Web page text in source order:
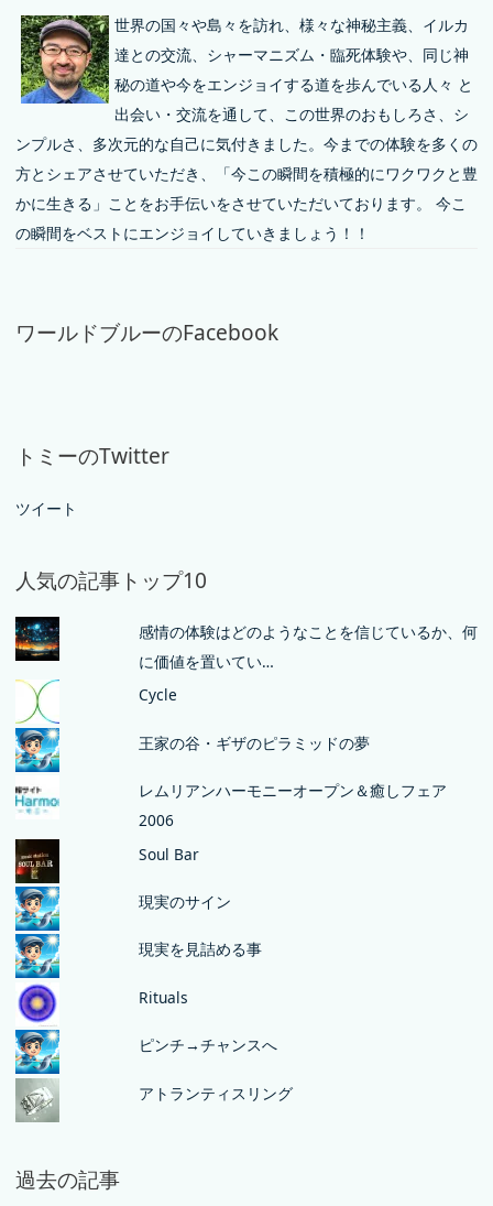
世界の国々や島々を訪れ、様々な神秘主義、イルカ
達との交流、シャーマニズム・臨死体験や、同じ神
秘の道や今をエンジョイする道を歩んでいる人々 と
出会い・交流を通して、この世界のおもしろさ、シ
ンプルさ、多次元的な自己に気付きました。今までの体験を多くの
方とシェアさせていただき、「今この瞬間を積極的にワクワクと豊
かに生きる」ことをお手伝いをさせていただいております。 今こ
の瞬間をベストにエンジョイしていきましょう！！
ワールドブルーのFacebook
トミーのTwitter
ツイート
人気の記事トップ10
感情の体験はどのようなことを信じているか、何
に価値を置いてい…
Cycle
王家の谷・ギザのピラミッドの夢
レムリアンハーモニーオープン＆癒しフェア
2006
Soul Bar
現実のサイン
現実を見詰める事
Rituals
ピンチ→チャンスへ
アトランティスリング
過去の記事